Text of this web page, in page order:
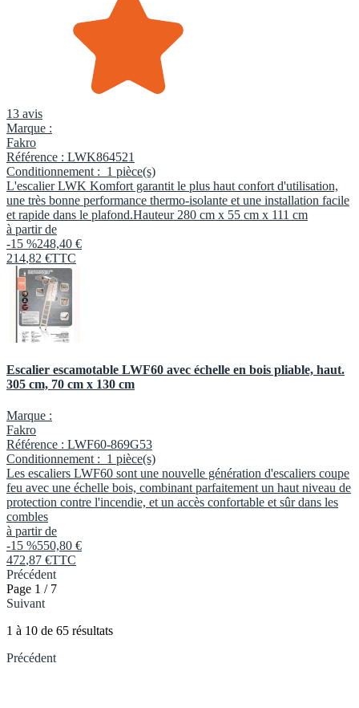
13 avis
Marque :
Fakro
Référence : LWK864521
Conditionnement : 1 pièce(s)
L'escalier LWK Komfort garantit le plus haut confort d'utilisation,
une très bonne performance thermo-isolante et une installation facile
et rapide dans le plafond.Hauteur 280 cm x 55 cm x 111 cm
à partir de
-15 %248,40 €
214,82 €TTC
Escalier escamotable LWF60 avec échelle en bois pliable, haut.
305 cm, 70 cm x 130 cm
Marque :
Fakro
Référence : LWF60-869G53
Conditionnement : 1 pièce(s)
Les escaliers LWF60 sont une nouvelle génération d'escaliers coupe
feu avec une échelle bois, combinant parfaitement un haut niveau de
protection contre l'incendie, et un accès confortable et sûr dans les
combles
à partir de
-15 %550,80 €
472,87 €TTC
Précédent
Page 1 / 7
Suivant
1 à 10 de 65 résultats
Précédent